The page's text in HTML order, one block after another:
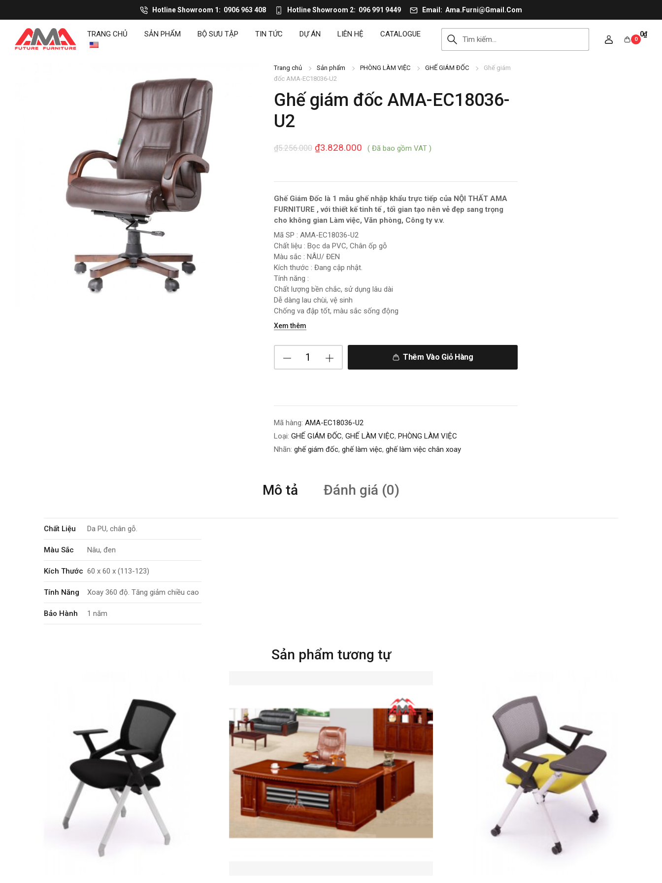
Hotline Showroom 1 0906 963 408 Hotline Showroom 2 096 991 9449 Email Ama.Furni@Gmail.Com
TRANG CHỦ SẢN PHẨM BỘ SƯU TẬP TIN TỨC DỰ ÁN LIÊN HỆ CATALOGUE 0₫
0
Trang chủ Sản phẩm PHÒNG LÀM VIỆC GHẾ GIÁM ĐỐC
Ghế giám
đốc AMA-EC18036-U2
Ghế giám đốc AMA-EC18036-
U2
5.256.000
₫ 3.828.000
₫ ( Đã bao gồm VAT )
Ghế Giám Đốc là 1 mẫu ghế nhập khẩu trực tiếp của NỘI THẤT AMA
FURNITURE , với thiết kế tinh tế , tối gian tạo nên vẻ đẹp sang trọng
cho không gian Làm việc, Văn phòng, Công ty v.v.
Mã SP : AMA-EC18036-U2
Chất liệu : Bọc da PVC, Chân ốp gỗ
Màu sắc : NÂU/ ĐEN
Kích thước : Đang cập nhật.
Tính năng :
Chất lượng bền chắc, sử dụng lâu dài
Dễ dàng lau chùi, vệ sinh
Chống va đập tốt, màu sắc sống động
Xem thêm
Thêm Vào Giỏ Hàng
Mã hàng: AMA-EC18036-U2
Loại: GHẾ GIÁM ĐỐC, GHẾ LÀM VIỆC, PHÒNG LÀM VIỆC
Nhãn: ghế giám đốc, ghế làm việc, ghế làm việc chân xoay
Mô tả Đánh giá (0)
Chất Liệu Da PU, chân gỗ.
Màu Sắc Nâu, đen
Kích Thước 60 x 60 x (113-123)
Tính Năng Xoay 360 độ. Tăng giảm chiều cao
Bảo Hành 1 năm
Sản phẩm tương tự